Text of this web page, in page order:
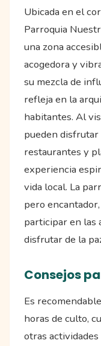
Ubicada en el
Parroquia
una zona
acogedora y
su mezcla de
refleja en la
habitantes. Al
pueden disfrutar
restaurantes y
experiencia
vida local. La
pero
participar en las
disfrutar de la
Consejos
Es
horas de culto,
otras